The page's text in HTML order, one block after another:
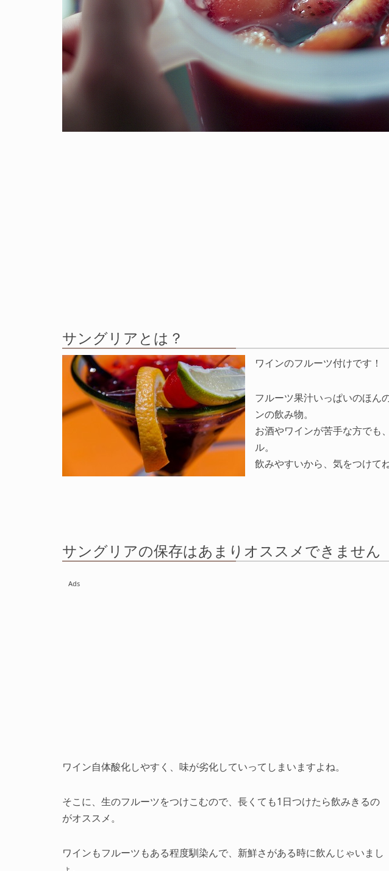
サングリアとは？
ワインのフルーツ付けです！
フルーツ果汁いっぱいのほん
ンの飲み物。
お酒やワインが苦手な方でも
ル。
飲みやすいから、気をつけて
サングリアの保存はあまりオススメできません
Ads
ワイン自体酸化しやすく、味が劣化していってしまいますよね。
そこに、生のフルーツをつけこむので、長くても1日つけたら飲みきるの
がオススメ。
ワインもフルーツもある程度馴染んで、新鮮さがある時に飲んじゃいまし